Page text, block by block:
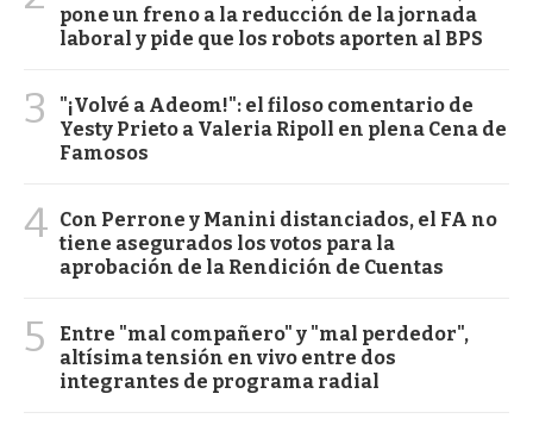
pone un freno a la reducción de la jornada
laboral y pide que los robots aporten al BPS
3
"¡Volvé a Adeom!": el filoso comentario de
Yesty Prieto a Valeria Ripoll en plena Cena de
Famosos
4 Con Perrone y Manini distanciados, el FA no
tiene asegurados los votos para la
aprobación de la Rendición de Cuentas
5
Entre "mal compañero" y "mal perdedor",
altísima tensión en vivo entre dos
integrantes de programa radial